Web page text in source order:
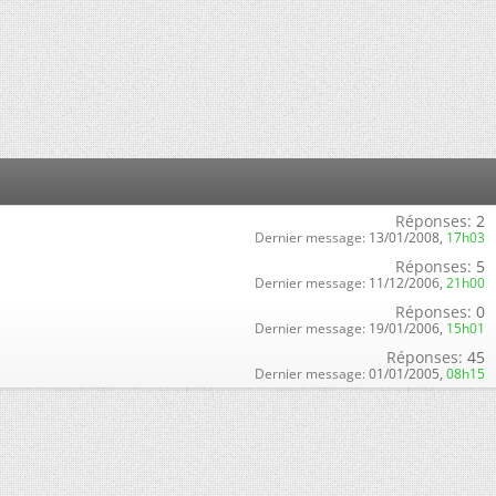
Réponses: 2
Dernier message: 13/01/2008, 17h03
Réponses: 5
Dernier message: 11/12/2006, 21h00
Réponses: 0
Dernier message: 19/01/2006, 15h01
Réponses: 45
Dernier message: 01/01/2005, 08h15